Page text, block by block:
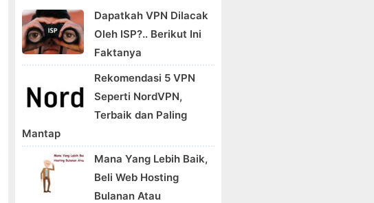
Dapatkah VPN Dilacak
Oleh ISP?.. Berikut Ini
Faktanya
Rekomendasi 5 VPN
Seperti NordVPN,
Terbaik dan Paling
Mantap
Mana Yang Lebih Baik,
Beli Web Hosting
Bulanan Atau